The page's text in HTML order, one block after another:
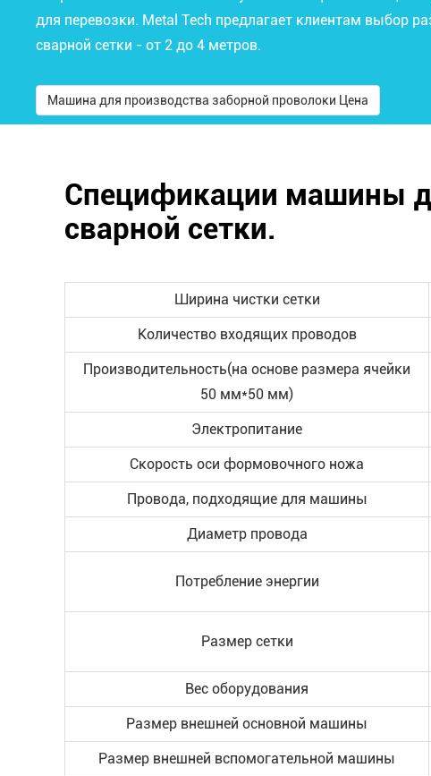
для перевозки. Metal Tech предлагает клиентам выбор
сварной сетки - от 2 до 4 метров.
Машина для производства заборной проволоки Цена
Спецификации машины
сварной сетки.
Ширина чистки сетки
Количество входящих проводов
Производительность(на основе размера ячейки
50 мм*50 мм)
Электропитание
Скорость оси формовочного ножа
Провода, подходящие для машины
Диаметр провода
Потребление энергии
Размер сетки
Вес оборудования
Размер внешней основной машины
Размер внешней вспомогательной машины